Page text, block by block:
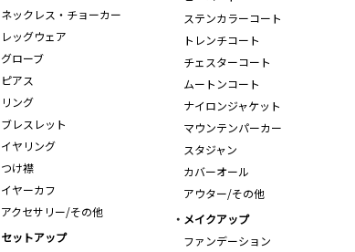
ステンカラーコート
トレンチコート
チェスターコート
ムートンコート
ナイロンジャケット
マウンテンパーカー
スタジャン
カバーオール
アウター/その他
ネックレス・チョーカー
レッグウェア
グローブ
ピアス
リング
ブレスレット
イヤリング
つけ襟
イヤーカフ
アクセサリー/その他
メイクアップ
ファンデーション
セットアップ